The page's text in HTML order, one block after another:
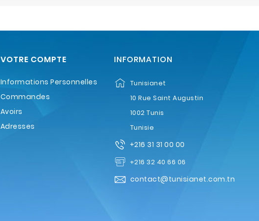
VOTRE COMPTE
Informations Personnelles
Commandes
Avoirs
Adresses
INFORMATION
Tunisianet
10 Rue Saint Augustin
1002 Tunis
Tunisie
+216 31 31 00 00
+216 32 40 66 06
contact@tunisianet.com.tn